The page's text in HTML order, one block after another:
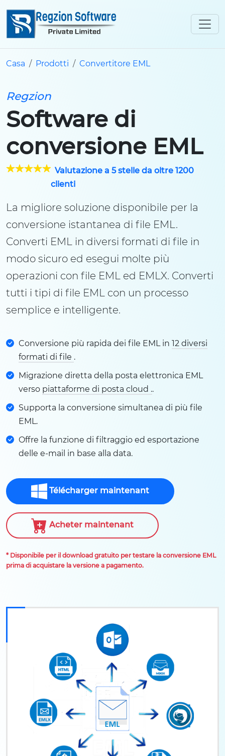
Casa Prodotti Convertitore EML
Regzion
Software di
conversione EML
Valutazione a 5 stelle da oltre 1200
clienti
La migliore soluzione disponibile per la
conversione istantanea di file EML.
Converti EML in diversi formati di file in
modo sicuro ed esegui molte più
operazioni con file EML ed EMLX. Converti
tutti i tipi di file EML con un processo
semplice e intelligente.
Conversione più rapida dei file EML in 12 diversi
formati di file .
Migrazione diretta della posta elettronica EML
verso piattaforme di posta cloud ..
Supporta la conversione simultanea di più file
EML.
Offre la funzione di filtraggio ed esportazione
delle e-mail in base alla data.
Télécharger maintenant
Acheter maintenant
* Disponibile per il download gratuito per testare la conversione EML
prima di acquistare la versione a pagamento.